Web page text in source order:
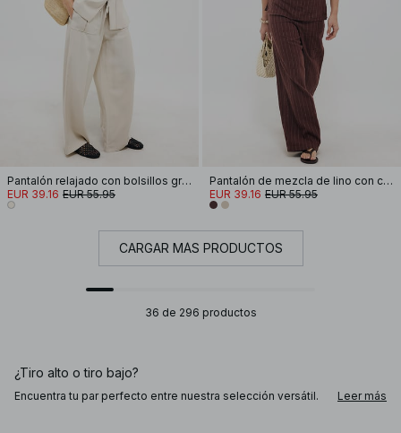
Pantalón relajado con bolsillos grandes
EUR 39.16 EUR 55.95
Pantalón de mezcla de lino con cinturilla ancha
EUR 39.16 EUR 55.95
CARGAR MÁS PRODUCTOS
36 de 296 productos
¿Tiro alto o tiro bajo?
Encuentra tu par perfecto entre nuestra selección versátil.
Leer más